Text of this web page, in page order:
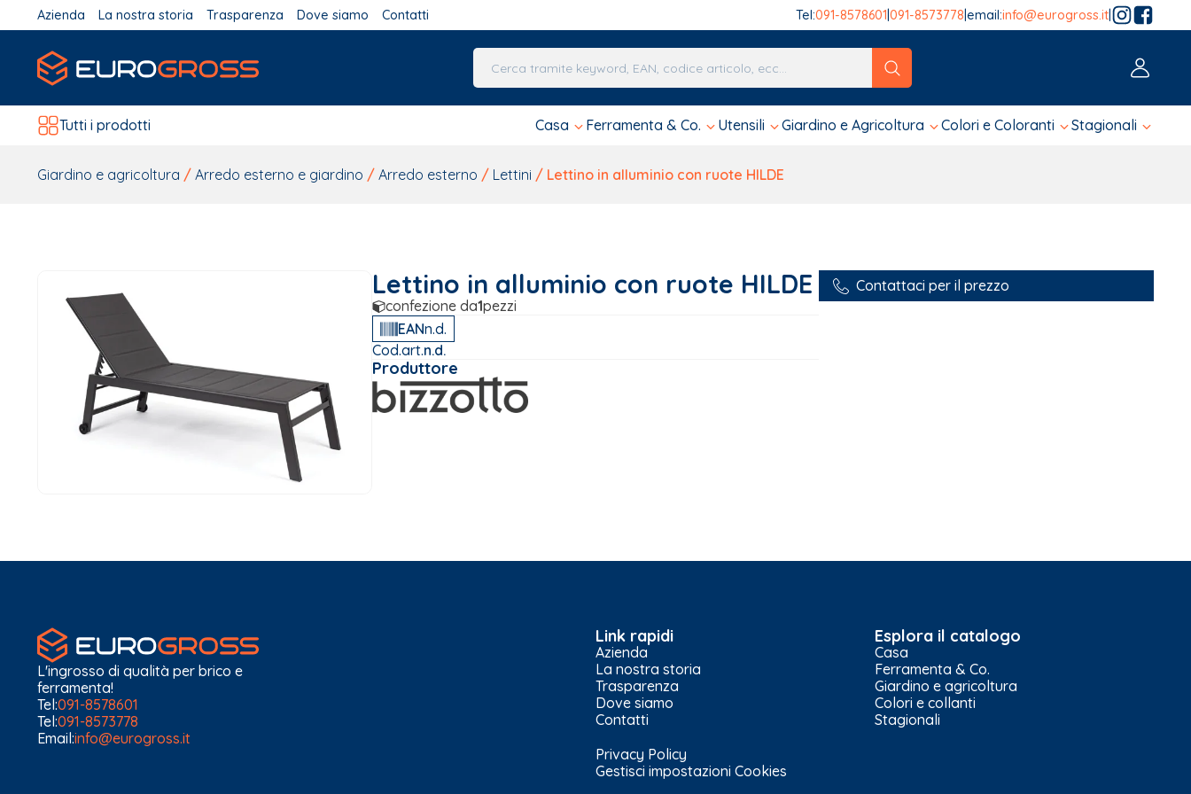
Azienda La nostra storia Trasparenza Dove siamo Contatti Tel:091-8578601 091-8573778 email:info@eurogross.it
Tutti i prodotti
Casa Ferramenta & Co. Utensili Giardino e Agricoltura Colori e Coloranti Stagionali
Giardino e agricoltura / Arredo esterno e giardino / Arredo esterno / Lettini / Lettino in alluminio con ruote HILDE
Lettino in alluminio con ruote HILDE
confezione da1pezzi
EANn.d.
Cod.art.n.d.
Produttore
Contattaci per il prezzo
L'ingrosso di qualità per brico e
ferramenta!
Tel:091-8578601
Tel:091-8573778
Email:info@eurogross.it
Link rapidi
Azienda
La nostra storia
Trasparenza
Dove siamo
Contatti
Privacy Policy
Gestisci impostazioni Cookies
Esplora il catalogo
Casa
Ferramenta & Co.
Giardino e agricoltura
Colori e collanti
Stagionali